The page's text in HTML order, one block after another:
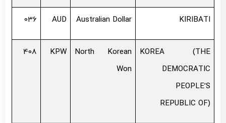
KIRIBATI
Australian Dollar
AUD
036
KOREA (THE
DEMOCRATIC
PEOPLE’S
REPUBLIC OF)
North Korean
Won
KPW
408